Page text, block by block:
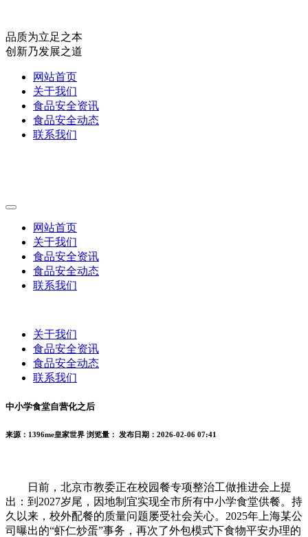
品质为立足之本
创新乃发展之道
网站首页
关于我们
食品安全资讯
食品安全动态
联系我们
网站首页
关于我们
食品安全资讯
食品安全动态
联系我们
关于我们
食品安全资讯
食品安全动态
联系我们
中小学食堂自营化之后
来源：1396me皇家世界 浏览量： 发布日期：2026-02-06 07:41
日前，北京市教委正在校园餐专项整治工做推进会上提
出：到2027岁尾，因地制宜实现全市所有中小学食堂供餐。持
久以来，校外配餐的质量问题屡受社会关心。2025年上海某公
司曝出的“虾仁炒蛋”事务，再次了外包模式下食物平安办理的